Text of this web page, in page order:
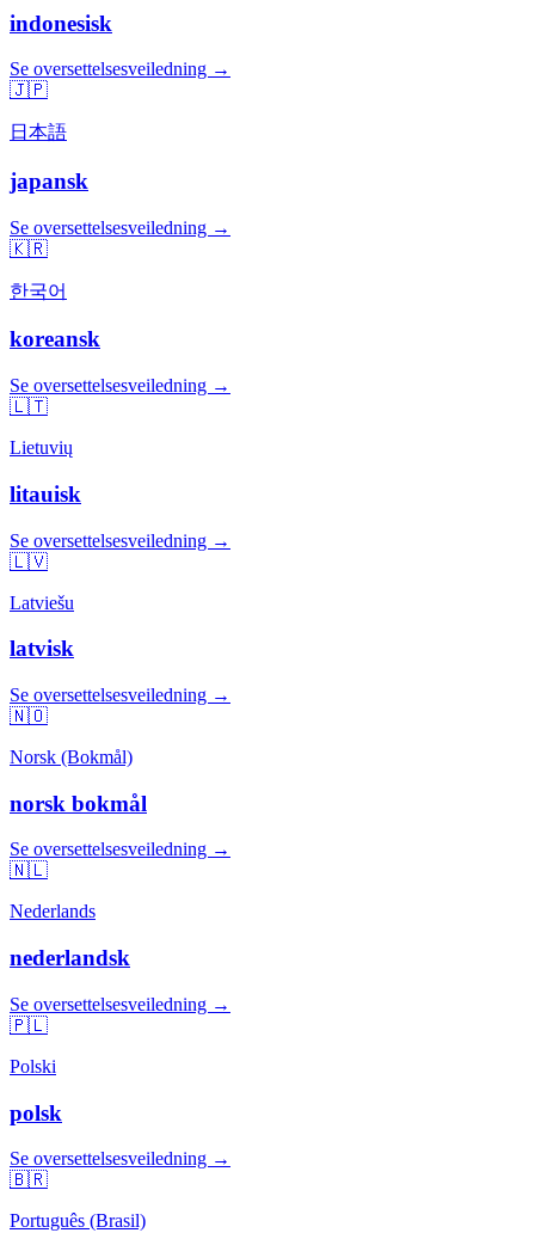
indonesisk
Se oversettelsesveiledning →
🇯🇵
日本語
japansk
Se oversettelsesveiledning →
🇰🇷
한국어
koreansk
Se oversettelsesveiledning →
🇱🇹
Lietuvių
litauisk
Se oversettelsesveiledning →
🇱🇻
Latviešu
latvisk
Se oversettelsesveiledning →
🇳🇴
Norsk (Bokmål)
norsk bokmål
Se oversettelsesveiledning →
🇳🇱
Nederlands
nederlandsk
Se oversettelsesveiledning →
🇵🇱
Polski
polsk
Se oversettelsesveiledning →
🇧🇷
Português (Brasil)